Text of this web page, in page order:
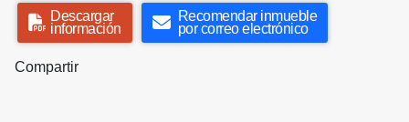
Descargar
información
Recomendar inmueble
por correo electrónico
Compartir